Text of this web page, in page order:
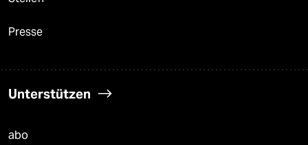
Presse
Unterstützen
abo